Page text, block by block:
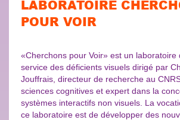
LABORATOIRE
POUR VOIR
«Cherchons pour Voir» est un laboratoire
service des déficients visuels dirigé par
Jouffrais, directeur de recherche au
sciences cognitives et expert dans la
systèmes interactifs non visuels. La
ce laboratoire est de développer des